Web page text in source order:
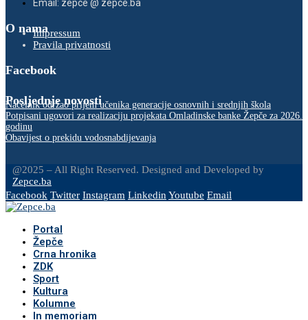
Email: zepce @ zepce.ba
O namaImpressum
Pravila privatnosti
Facebook
Posljednje novosti
Načelnik održao prijem učenika generacije osnovnih i srednjih škola
Potpisani ugovori za realizaciju projekata Omladinske banke Žepče za 2026.
godinu
Obavijest o prekidu vodosnabdijevanja
@2025 – All Right Reserved. Designed and Developed by
Zepce.ba
Facebook Twitter Instagram LinkedinYoutube Email
Portal
Žepče
Crna hronika
ZDK
Sport
Kultura
Kolumne
In memoriam